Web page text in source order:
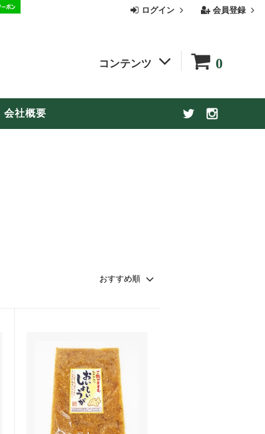
会員登録
ログイン
0
コンテンツ
お買い物ガイド
会社概要